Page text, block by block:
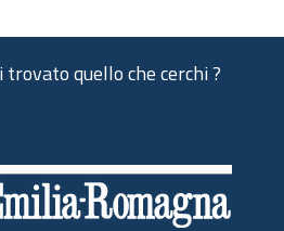
trovato quello che cerchi ?